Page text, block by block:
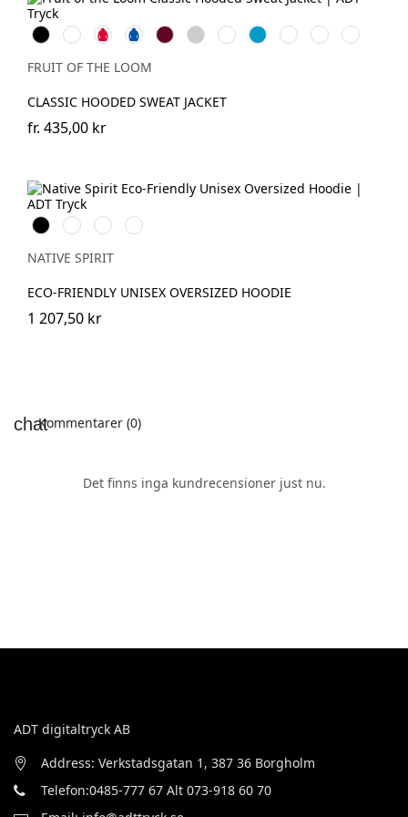
BlackWhiteRed
Royal
Blue
BurgundyHeather
Grey
Deep
Navy
Azure
Blue
Classic
Olive
Light
Graphite
Dark
Heather
FRUIT OF THE LOOM
CLASSIC HOODED SWEAT JACKET
fr. 435,00 kr
Svart Ivory Organic
Khaki
Navy
Blue
NATIVE SPIRIT
ECO-FRIENDLY UNISEX OVERSIZED HOODIE
1 207,50 kr
Kommentarer (0)
Det finns inga kundrecensioner just nu.
ADT digitaltryck AB
Address: Verkstadsgatan 1, 387 36 Borgholm
Telefon:0485-777 67 Alt 073-918 60 70